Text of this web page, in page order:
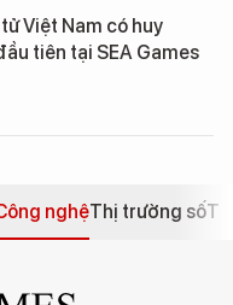
Việt Nam có huy
tiên tại SEA Games
nghệThị trường số